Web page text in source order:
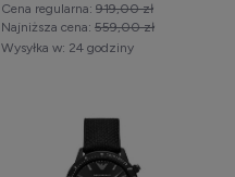
Cena regularna: 919,00 zł
Najniższa cena: 559,00 zł
Wysyłka w: 24 godziny